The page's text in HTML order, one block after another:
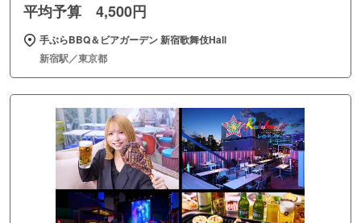
平均予算 4,500円
手ぶらBBQ＆ビアガーデン 新宿歌舞伎Hall
新宿駅／東京都